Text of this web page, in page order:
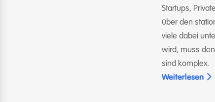
Startups,
über den
viele dabei
wird, muss
sind komplex.
Weiterlesen